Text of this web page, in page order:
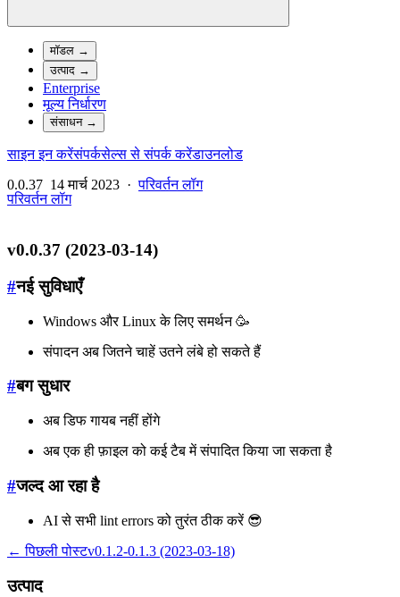
मॉडल →
उत्पाद →
Enterprise
मूल्य निर्धारण
संसाधन→
साइन इन करेंसंपर्कसेल्स से संपर्क करेंडाउनलोड
0.0.37 14 मार्च 2023 ·परिवर्तन लॉग
परिवर्तन लॉग
v0.0.37 (2023-03-14)
#नई सुविधाएँ
Windows और Linux के लिए समर्थन 🥳
संपादन अब जितने चाहें उतने लंबे हो सकते हैं
#बग सुधार
अब डिफ गायब नहीं होंगे
अब एक ही फ़ाइल को कई टैब में संपादित किया जा सकता है
#जल्द आ रहा है
AI से सभी lint errors को तुरंत ठीक करें 😎
← पिछली पोस्टv0.1.2-0.1.3 (2023-03-18)
उत्पाद